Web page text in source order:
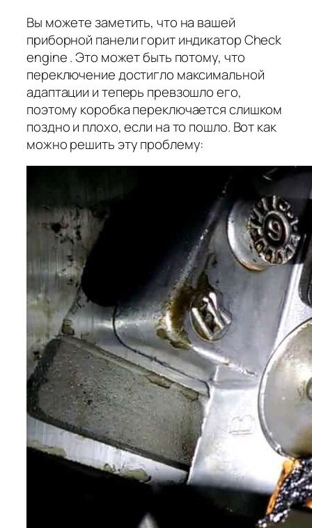
Вы можете заметить, что на вашей
приборной панели горит индикатор Check
engine . Это может быть потому, что
переключение достигло максимальной
адаптации и теперь превзошло его,
поэтому коробка переключается слишком
поздно и плохо, если на то пошло. Вот как
можно решить эту проблему: